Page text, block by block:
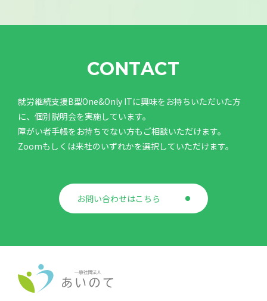
CONTACT
就労継続支援B型One&Only ITに興味をお持ちいただいた方
に、個別説明会を実施しています。
障がい者手帳をお持ちでない方もご相談いただけます。
Zoomもしくは来社のいずれかを選択していただけます。
お問い合わせはこちら